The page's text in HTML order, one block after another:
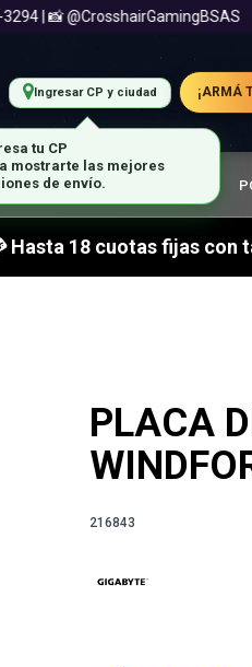
@CrosshairGamingBSAS
Ingresar CP y ciudad ¡ARMÁ
RAM GABINETES GAMER
18 cuotas fijas con
PLACA
216843